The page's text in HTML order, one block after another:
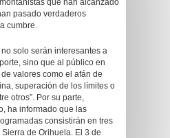
que han alcanzado
pasado verdaderos
cumbre.
solo serán interesantes a
sino que al público en
valores como el afán de
superación de los límites o
otros”. Por su parte,
ha informado que las
consistirán en tres
de Orihuela. El 3 de